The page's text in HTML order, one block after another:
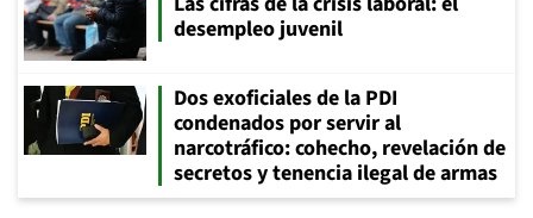
desempleo juvenil
Dos exoficiales de la PDI
condenados por servir al
narcotráfico: cohecho, revelación de
secretos y tenencia ilegal de armas